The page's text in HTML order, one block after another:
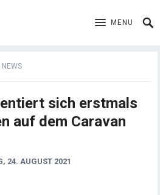
MENU
NEWS
sich erstmals
auf dem Caravan
24. AUGUST 2021